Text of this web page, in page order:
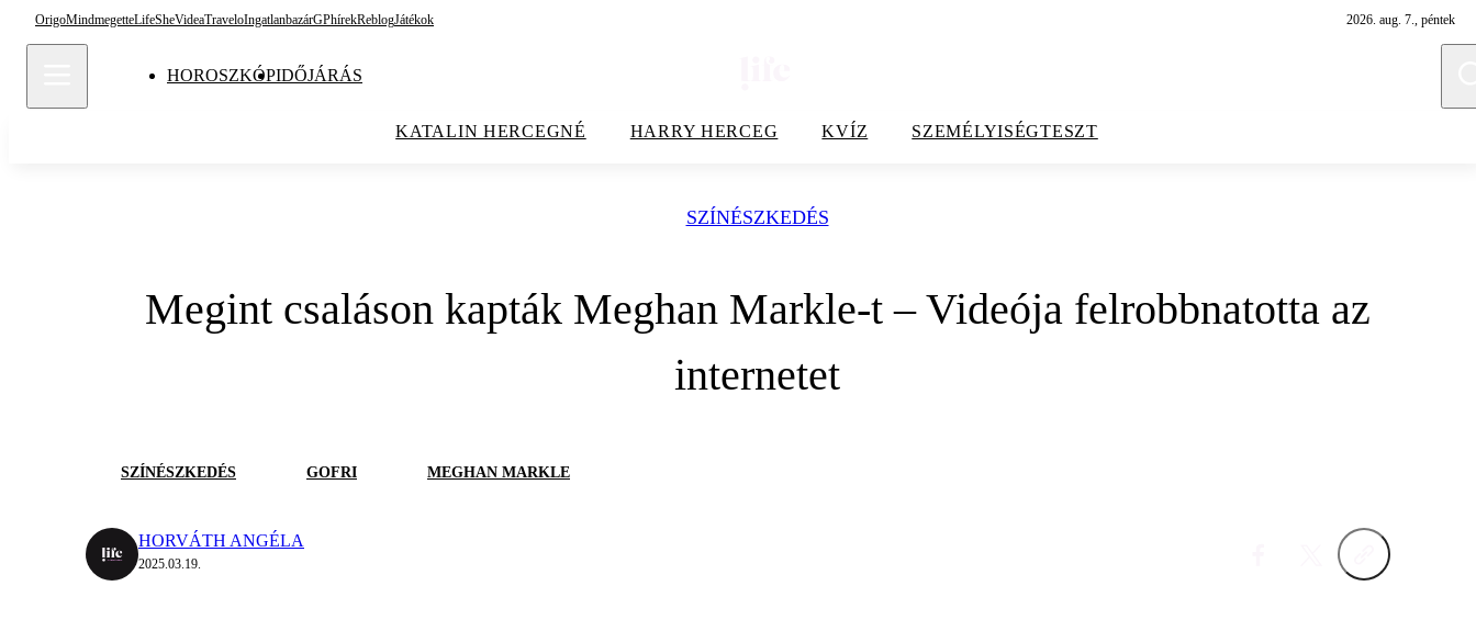
OrigoMindmegetteLifeSheVideaTraveloIngatlanbazárGPhírekReblogJátékok 2026. aug. 7., péntek
HOROSZKÓPIDŐJÁRÁS
KATALIN HERCEGNÉ HARRY HERCEG KVÍZ SZEMÉLYISÉGTESZT
SZÍNÉSZKEDÉS
Megint csaláson kapták Meghan Markle-t – Videója felrobbnatotta az
internetet
SZÍNÉSZKEDÉS GOFRI MEGHAN MARKLE
HORVÁTH ANGÉLA
2025.03.19.